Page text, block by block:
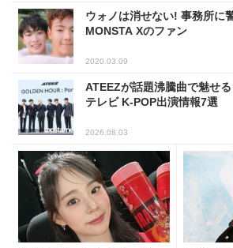
ウォノは消せない! 事務所に
MONSTA Xのファン
2020.03.09
ATEEZが話題沸騰曲で魅せ
テレビ K-POP出演情報7選
2026.08.03